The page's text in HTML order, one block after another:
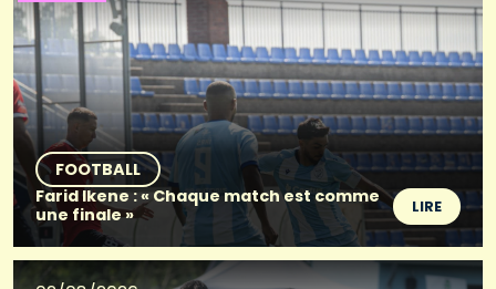
FOOTBALL
Farid Ikene : « Chaque match est comme
une finale »
LIRE